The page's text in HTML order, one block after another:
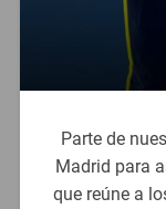
Parte de
Madrid para
que reúne a